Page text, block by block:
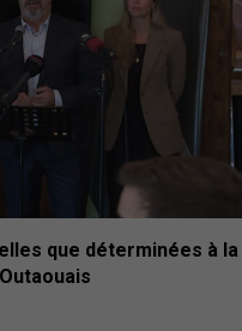
que déterminées à la